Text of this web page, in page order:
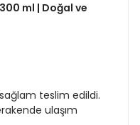
ml | Doğal ve
teslim edildi.
ulaşım